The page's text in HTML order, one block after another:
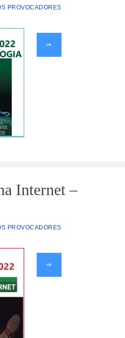
PROVOCADORES
⇒
Internet –
PROVOCADORES
⇒